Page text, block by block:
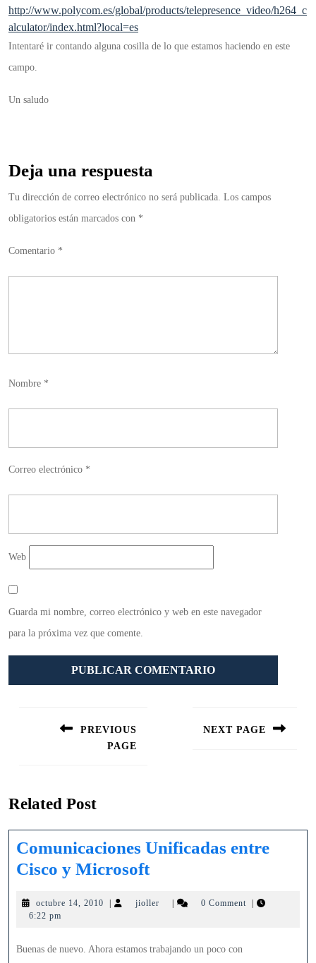
http://www.polycom.es/global/products/telepresence_video/h264_c
alculator/index.html?local=es
Intentaré ir contando alguna cosilla de lo que estamos haciendo en este
campo.
Un saludo
Deja una respuesta
Tu dirección de correo electrónico no será publicada. Los campos
obligatorios están marcados con *
Comentario *
Nombre *
Correo electrónico *
Web
Guarda mi nombre, correo electrónico y web en este navegador
para la próxima vez que comente.
PREVIOUS
PAGE
NEXT PAGE
Related Post
Comunicaciones Unificadas entre
Cisco y MicrosoftComunicaciones
entre
y
octubre 14, 2010 octubre
| jioller jioller
| 0 Comment
|
6:22 pm
Buenas de nuevo. Ahora estamos trabajando un poco con